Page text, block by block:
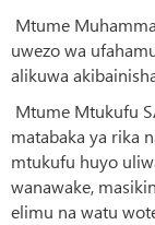
Mtume
uwezo wa
alikuwa
Mtume Mtukufu
matabaka ya rika
mtukufu huyo
wanawake,
elimu na watu